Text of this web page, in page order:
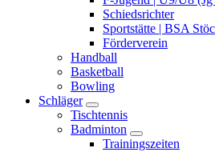
Schiedsrichter
Sportstätte | BSA
Förderverein
Handball
Basketball
Bowling
Schläger
Tischtennis
Badminton
Trainingszeiten